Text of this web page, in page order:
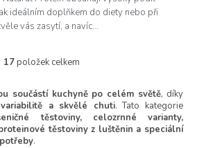
ideálním doplňkem do diety nebo při
vás zasytí, a navíc...
O
l
á
d
a
17 položek celkem
součástí kuchyně po celém světě, díky
a skvělé chuti. Tato kategorie
těstoviny, celozrnné varianty,
těstoviny z luštěnin a speciální
.